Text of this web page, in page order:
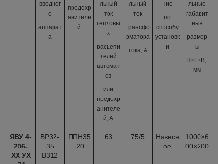
вводног
о
аппарат
а
предохр
анителе
й
льный
ток
тепловы
х
расцепи
телей
автомат
ов
или
предохр
анителе
й, А
льный
ток
трансфо
рматора
тока, А
ние
по
способу
установк
и
льные
габарит
ные
размер
ы
H×L×B,
мм
ЯВУ 4-
206-
ХХ УХ
ВР32-
35
В312
ППН35
-20
63 75/5
Навесн
ое
1000×6
00×200